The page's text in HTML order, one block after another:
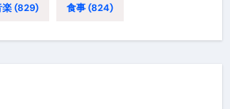
楽(829) 食事(824)